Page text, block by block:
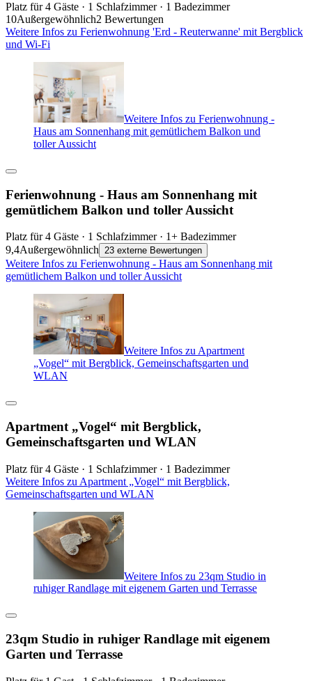
Platz für 4 Gäste · 1 Schlafzimmer · 1 Badezimmer
10Außergewöhnlich2 Bewertungen
Weitere Infos zu Ferienwohnung 'Erd - Reuterwanne' mit Bergblick
und Wi-Fi
Weitere Infos zu Ferienwohnung -
Haus am Sonnenhang mit gemütlichem Balkon und
toller Aussicht
Ferienwohnung - Haus am Sonnenhang mit
gemütlichem Balkon und toller Aussicht
Platz für 4 Gäste · 1 Schlafzimmer · 1+ Badezimmer
9,4Außergewöhnlich 23 externe Bewertungen
Weitere Infos zu Ferienwohnung - Haus am Sonnenhang mit
gemütlichem Balkon und toller Aussicht
Weitere Infos zu Apartment
„Vogel“ mit Bergblick, Gemeinschaftsgarten und
WLAN
Apartment „Vogel“ mit Bergblick,
Gemeinschaftsgarten und WLAN
Platz für 4 Gäste · 1 Schlafzimmer · 1 Badezimmer
Weitere Infos zu Apartment „Vogel“ mit Bergblick,
Gemeinschaftsgarten und WLAN
Weitere Infos zu 23qm Studio in
ruhiger Randlage mit eigenem Garten und Terrasse
23qm Studio in ruhiger Randlage mit eigenem
Garten und Terrasse